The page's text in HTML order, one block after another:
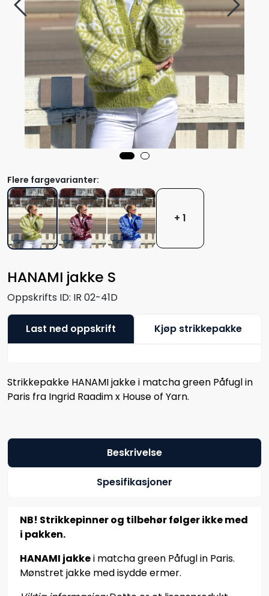
HANAMI jakke S
Oppskrifts ID: IR 02-41D
Flere fargevarianter:
+ 1
Last ned oppskrift Kjøp strikkepakke
Strikkepakke HANAMI jakke i matcha green Påfugl in
Paris fra Ingrid Raadim x House of Yarn.
Beskrivelse
Spesifikasjoner
NB! Strikkepinner og tilbehør følger ikke med
i pakken.
HANAMI jakkei matcha green Påfugl in Paris.
Mønstret jakke med isydde ermer.